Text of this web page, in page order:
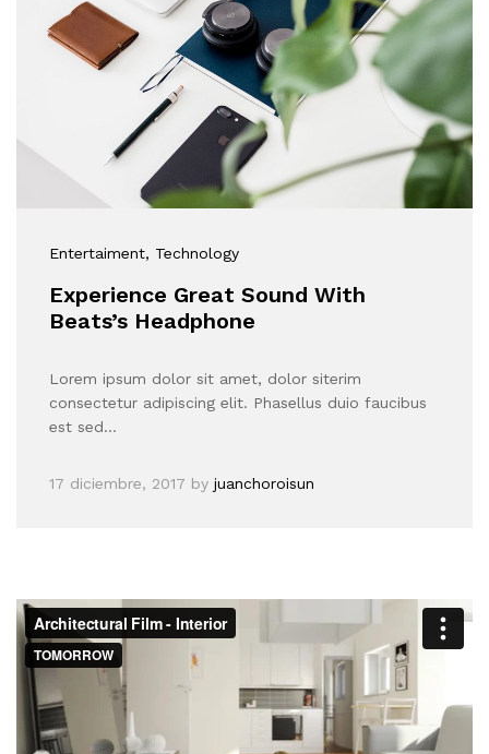
Entertaiment, Technology
Experience Great Sound With
Beats’s Headphone
Lorem ipsum dolor sit amet, dolor siterim
consectetur adipiscing elit. Phasellus duio faucibus
est sed…
17 diciembre, 2017 by juanchoroisun